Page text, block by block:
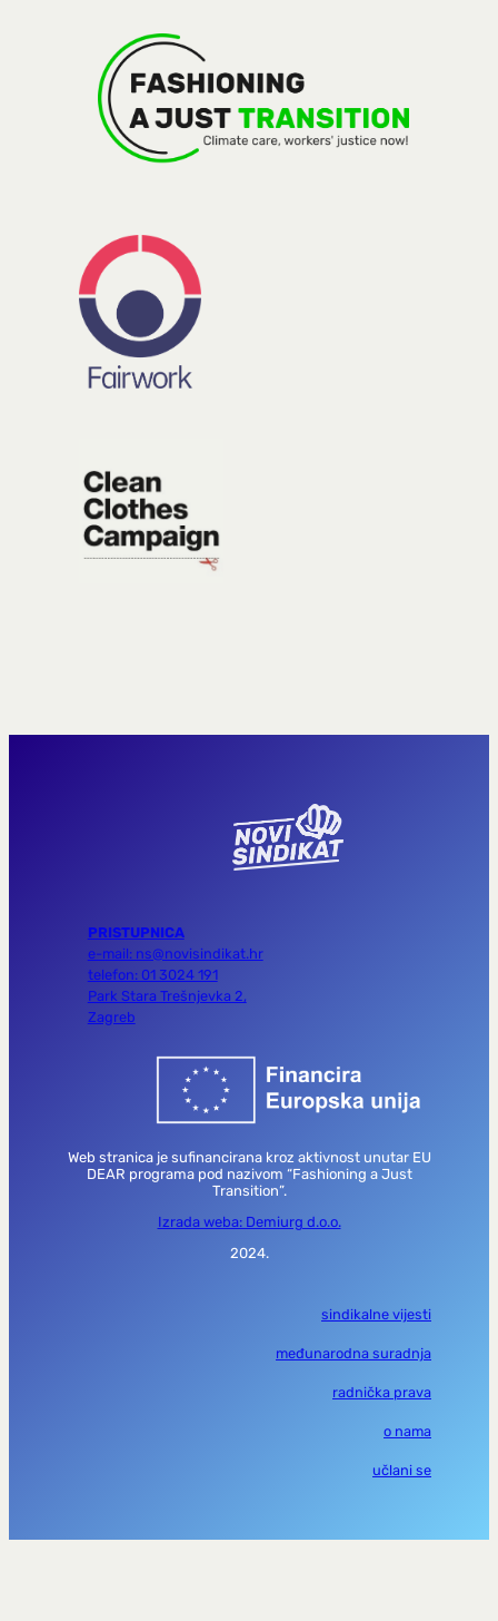
PRISTUPNICA
e-mail: ns@novisindikat.hr
telefon: 01 3024 191
Park Stara Trešnjevka 2,
Zagreb
Web stranica je sufinancirana kroz aktivnost unutar EU
DEAR programa pod nazivom “Fashioning a Just
Transition”.
Izrada weba: Demiurg d.o.o.
2024.
sindikalne vijesti
međunarodna suradnja
radnička prava
o nama
učlani se